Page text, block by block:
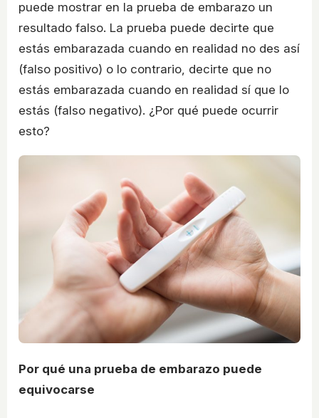
puede mostrar en la prueba de embarazo un
resultado falso. La prueba puede decirte que
estás embarazada cuando en realidad no des así
(falso positivo) o lo contrario, decirte que no
estás embarazada cuando en realidad sí que lo
estás (falso negativo). ¿Por qué puede ocurrir
esto?
Por qué una prueba de embarazo puede
equivocarse